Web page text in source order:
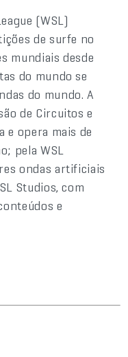
(WSL)
de surfe no
mundiais desde
do mundo se
do mundo. A
de Circuitos e
e opera mais de
pela WSL
ondas artificiais
Studios, com
e